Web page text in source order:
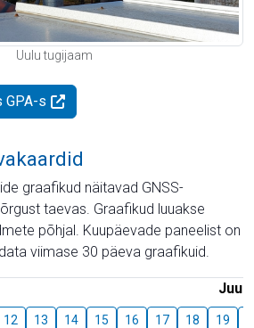
Uulu tugijaam
GPA-s
graafikud näitavad GNSS-
taevas. Graafikud luuakse
põhjal. Kuupäevade paneelist on
viimase 30 päeva graafikuid.
Juuli
12 13 14 15 16 17 18 19